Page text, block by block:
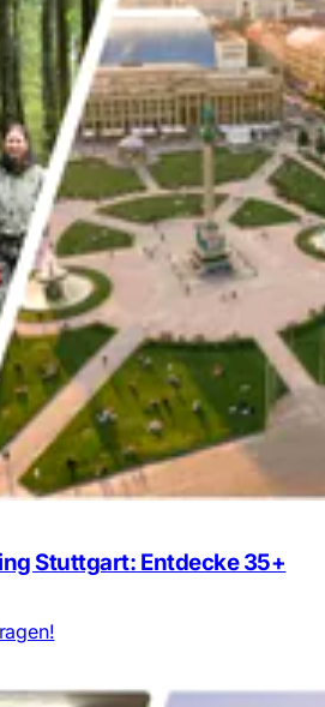
Stuttgart: Entdecke 35+